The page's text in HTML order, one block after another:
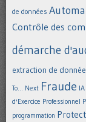
de données
Contrôle des
démarche
extraction de
To... Next Fraude IA
d'Exercice Professionnel
programmation